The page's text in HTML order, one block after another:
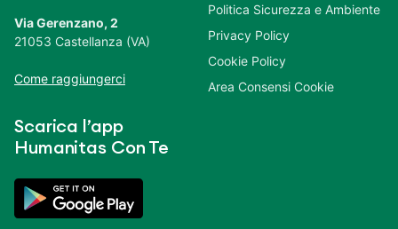
Via Gerenzano, 2
21053 Castellanza (VA)
Come raggiungerci
Scarica l’app
Humanitas Con Te
Politica Sicurezza e Ambiente
Privacy Policy
Cookie Policy
Area Consensi Cookie